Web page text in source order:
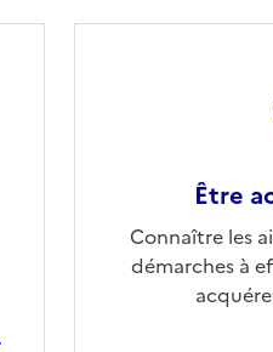
Être
Connaître les
démarches à